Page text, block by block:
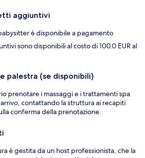
aggiuntivi
è disponibile a pagamento
sono disponibili al costo di 100.0 EUR al
e palestra (se disponibili)
prenotare i massaggi e i trattamenti spa
contattando la struttura ai recapiti
conferma della prenotazione.
è gestita da un host professionista, che la